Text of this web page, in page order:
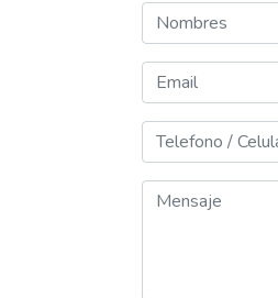
Nombres
Email
Telefono
Mensaje